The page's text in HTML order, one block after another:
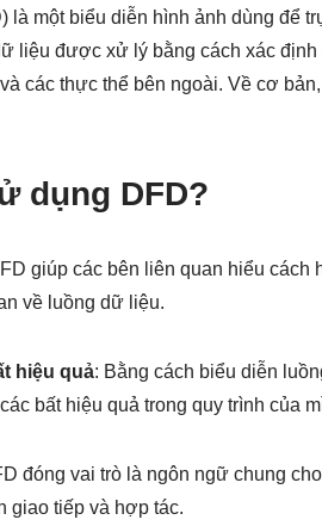
là một biểu diễn hình ảnh dùng để
liệu được xử lý bằng cách xác
các thực thể bên ngoài. Về cơ
dụng DFD?
giúp các bên liên quan hiểu cách
về luồng dữ liệu.
hiệu quả: Bằng cách biểu diễn
bất hiệu quả trong quy trình của
đóng vai trò là ngôn ngữ chung
giao tiếp và hợp tác.